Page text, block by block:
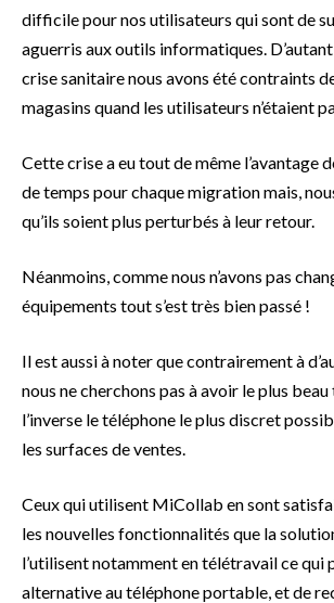
difficile pour nos utilisateurs qui sont de
aguerris aux outils informatiques. D’autant
crise sanitaire nous avons été contraints
magasins quand les utilisateurs n’étaient
Cette crise a eu tout de même l’avantage
de temps pour chaque migration mais,
qu’ils soient plus perturbés à leur retour.
Néanmoins, comme nous n’avons pas
équipements tout s’est très bien passé !
Il est aussi à noter que contrairement à
nous ne cherchons pas à avoir le plus
l’inverse le téléphone le plus discret
les surfaces de ventes.
Ceux qui utilisent MiCollab en sont
les nouvelles fonctionnalités que la
l’utilisent notamment en télétravail ce qui
alternative au téléphone portable, et de